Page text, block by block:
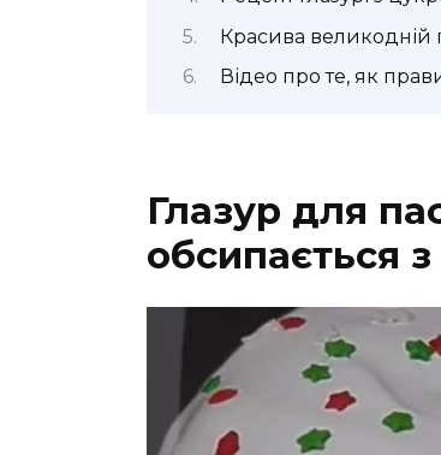
Красива великодній
Відео про те, як
Глазур для
обсипається